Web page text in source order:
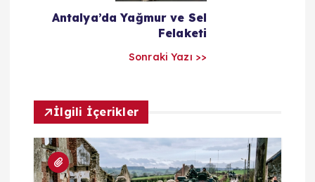
m
Antalya’da Yağmur ve Sel
Felaketi
Sonraki Yazı >>
İlgili İçerikler